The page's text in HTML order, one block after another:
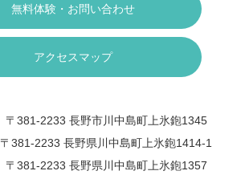
無料体験・お問い合わせ
アクセスマップ
〒381-2233 長野市川中島町上氷鉋1345
〒381-2233 長野県川中島町上氷鉋1414-1
〒381-2233 長野県川中島町上氷鉋1357